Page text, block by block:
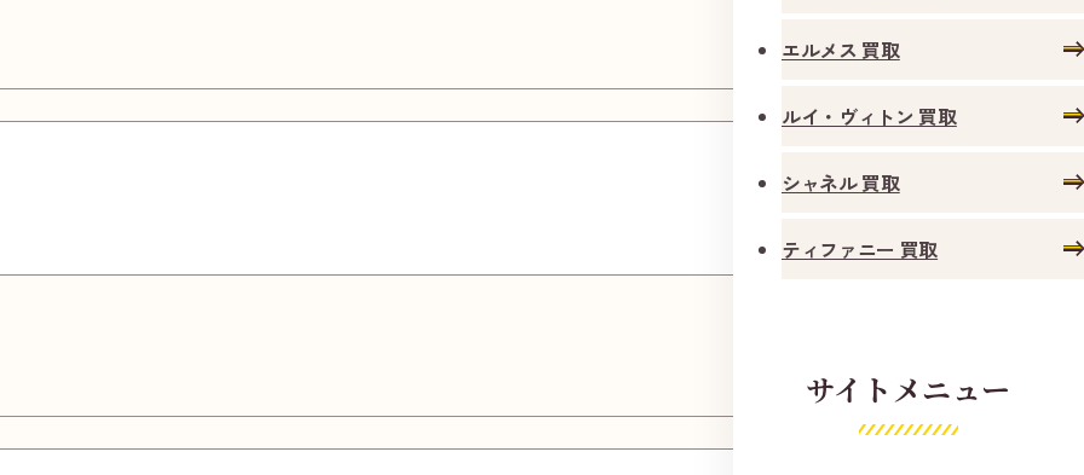
１丁目
エルメス 買取
ルイ・ヴィトン 買取
シャネル 買取
ティファニー 買取
サイトメニュー